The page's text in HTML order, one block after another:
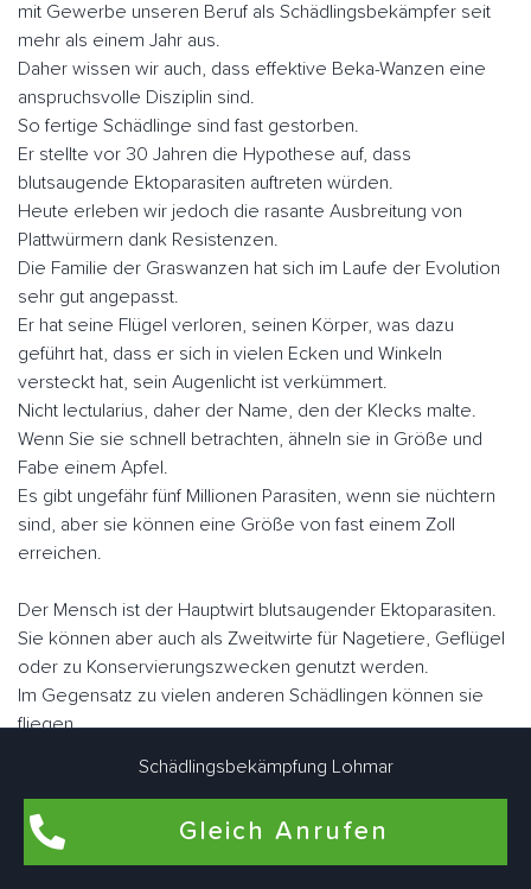
mit Gewerbe unseren Beruf als Schädlingsbekämpfer seit
mehr als einem Jahr aus.
Daher wissen wir auch, dass effektive Beka-Wanzen eine
anspruchsvolle Disziplin sind.
So fertige Schädlinge sind fast gestorben.
Er stellte vor 30 Jahren die Hypothese auf, dass
blutsaugende Ektoparasiten auftreten würden.
Heute erleben wir jedoch die rasante Ausbreitung von
Plattwürmern dank Resistenzen.
Die Familie der Graswanzen hat sich im Laufe der Evolution
sehr gut angepasst.
Er hat seine Flügel verloren, seinen Körper, was dazu
geführt hat, dass er sich in vielen Ecken und Winkeln
versteckt hat, sein Augenlicht ist verkümmert.
Nicht lectularius, daher der Name, den der Klecks malte.
Wenn Sie sie schnell betrachten, ähneln sie in Größe und
Fabe einem Apfel.
Es gibt ungefähr fünf Millionen Parasiten, wenn sie nüchtern
sind, aber sie können eine Größe von fast einem Zoll
erreichen.
Der Mensch ist der Hauptwirt blutsaugender Ektoparasiten.
Sie können aber auch als Zweitwirte für Nagetiere, Geflügel
oder zu Konservierungszwecken genutzt werden.
Im Gegensatz zu vielen anderen Schädlingen können sie
fliegen.
Schädlingsbekämpfungsexperten arbeiten eng zusammen,
um Bettwanzen bedarfsgerecht individuell zu bekämpfen.
Schädlingsbekämpfung Lohmar
Gleich Anrufen